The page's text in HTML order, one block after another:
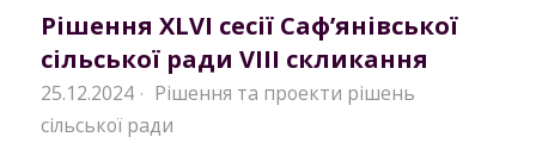
Рішення XLVI сесії Саф’янівської
сільської ради VIII скликання
25.12.2024 · Рішення та проекти рішень
сільської ради